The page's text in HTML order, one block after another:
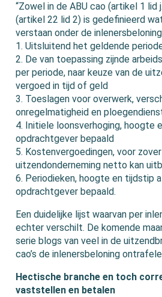
“Zowel in de ABU cao (artikel 1 lid
(artikel 22 lid 2) is gedefinieerd
verstaan onder de
1. Uitsluitend het geldende
2. De van toepassing zijnde
per periode, naar keuze van de
vergoed in tijd of geld
3. Toeslagen voor overwerk,
onregelmatigheid en
4. Initiele loonsverhoging, hoogte
opdrachtgever bepaald
5. Kostenvergoedingen, voor
uitzendonderneming netto kan
6. Periodieken, hoogte en tijdstip
opdrachtgever bepaald.
Een duidelijke lijst waarvan per
echter verschilt. De komende
serie blogs van veel in de
cao’s de inlenersbeloning
Hectische branche en toch
vaststellen en betalen